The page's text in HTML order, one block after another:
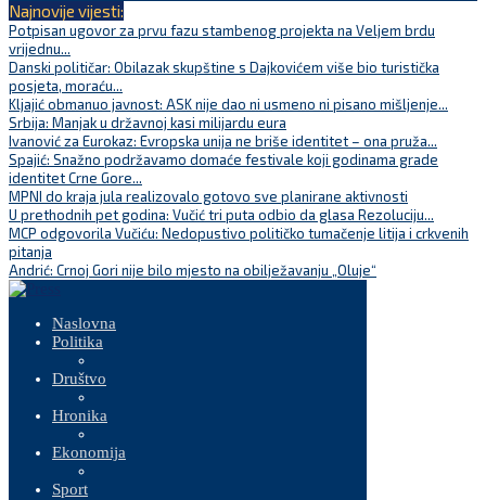
Najnovije vijesti:
Potpisan ugovor za prvu fazu stambenog projekta na Veljem brdu
vrijednu...
Danski političar: Obilazak skupštine s Dajkovićem više bio turistička
posjeta, moraću...
Kljajić obmanuo javnost: ASK nije dao ni usmeno ni pisano mišljenje...
Srbija: Manjak u državnoj kasi milijardu eura
Ivanović za Eurokaz: Evropska unija ne briše identitet – ona pruža...
Spajić: Snažno podržavamo domaće festivale koji godinama grade
identitet Crne Gore...
MPNI do kraja jula realizovalo gotovo sve planirane aktivnosti
U prethodnih pet godina: Vučić tri puta odbio da glasa Rezoluciju...
MCP odgovorila Vučiću: Nedopustivo političko tumačenje litija i crkvenih
pitanja
Andrić: Crnoj Gori nije bilo mjesto na obilježavanju „Oluje“
Naslovna
Politika
Društvo
Hronika
Ekonomija
Sport